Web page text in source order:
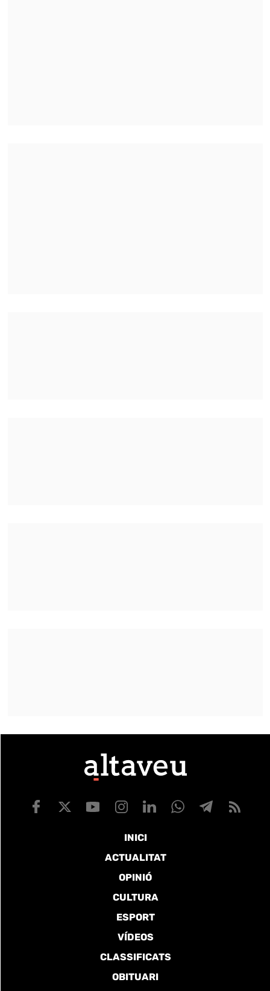
INICI
ACTUALITAT
OPINIÓ
CULTURA
ESPORT
VÍDEOS
CLASSIFICATS
OBITUARI